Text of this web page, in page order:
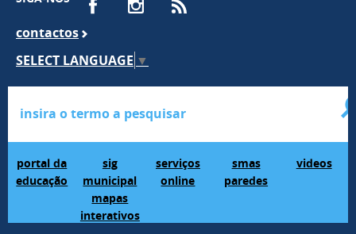
contactos
SELECT LANGUAGE ▼
portal da
educação
sig
municipal
mapas
interativos
serviços
online
smas
paredes
videos